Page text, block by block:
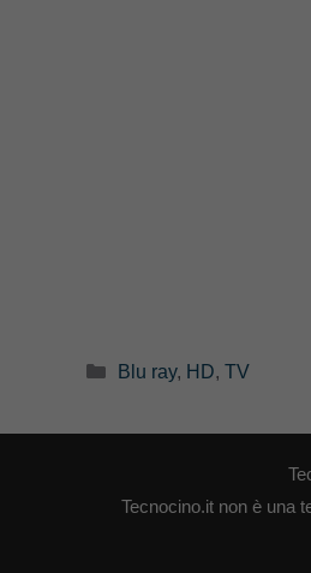
Categorie
Blu ray, HD, TV
Tecnocino.it non è una